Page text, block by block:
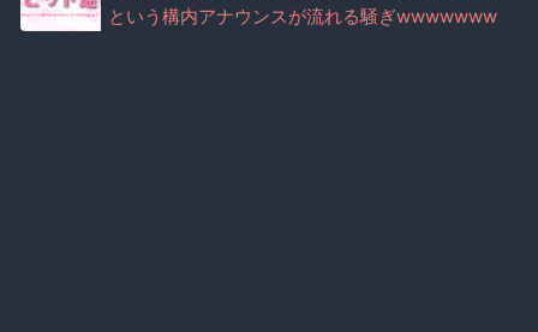
という構内アナウンスが流れる騒ぎwwwwwww